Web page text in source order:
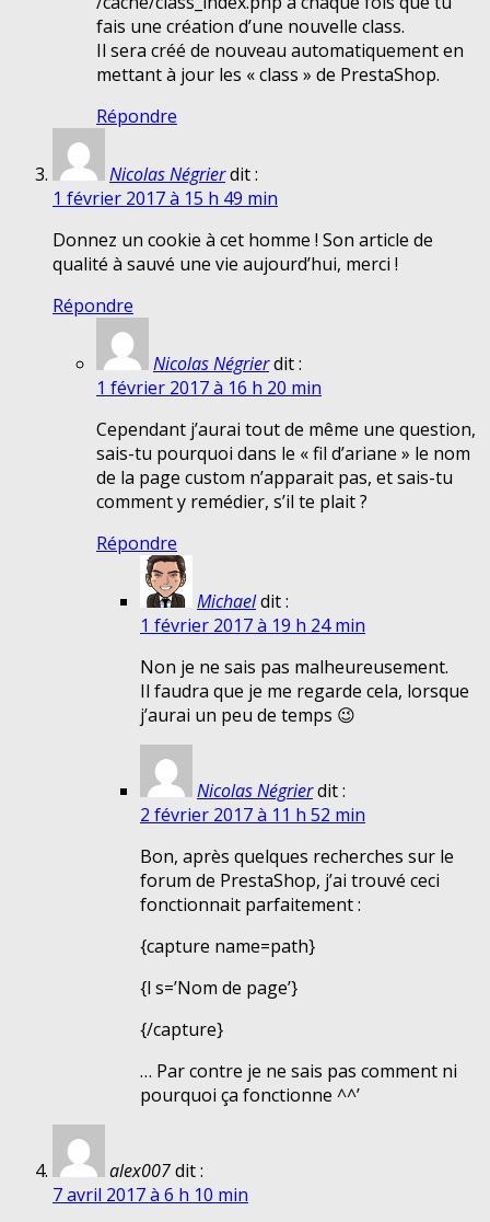
fais une création d’une nouvelle class.
Il sera créé de nouveau automatiquement en
mettant à jour les « class » de PrestaShop.
Répondre
Nicolas Négrierdit :
1 février 2017 à 15 h 49 min
Donnez un cookie à cet homme ! Son article de
qualité à sauvé une vie aujourd’hui, merci !
Répondre
Nicolas Négrierdit :
1 février 2017 à 16 h 20 min
Cependant j’aurai tout de même une question,
sais-tu pourquoi dans le « fil d’ariane » le nom
de la page custom n’apparait pas, et sais-tu
comment y remédier, s’il te plait ?
Répondre
Michaeldit :
1 février 2017 à 19 h 24 min
Non je ne sais pas malheureusement.
Il faudra que je me regarde cela, lorsque
j’aurai un peu de temps 😉
Nicolas Négrierdit :
2 février 2017 à 11 h 52 min
Bon, après quelques recherches sur le
forum de PrestaShop, j’ai trouvé ceci
fonctionnait parfaitement :
{capture name=path}
{l s=’Nom de page’}
{/capture}
… Par contre je ne sais pas comment ni
pourquoi ça fonctionne ^^’
alex007dit :
7 avril 2017 à 6 h 10 min